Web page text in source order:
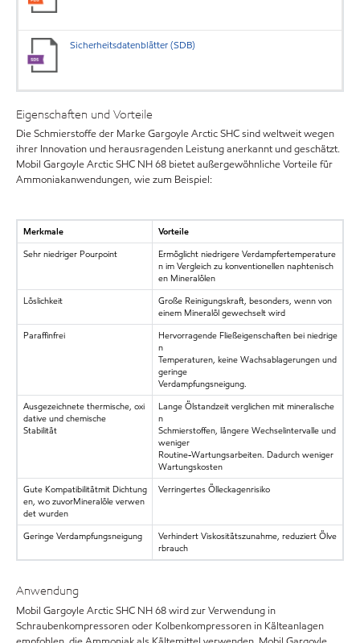
Sicherheitsdatenblätter (SDB)
Eigenschaften und Vorteile
Die Schmierstoffe der Marke Gargoyle Arctic SHC sind weltweit wegen
ihrer Innovation und herausragenden Leistung anerkannt und geschätzt.
Mobil Gargoyle Arctic SHC NH 68 bietet außergewöhnliche Vorteile für
Ammoniakanwendungen, wie zum Beispiel:
Merkmale
Vorteile
Sehr niedriger Pourpoint
Ermöglicht niedrigere Verdampfertemperature
n im Vergleich zu konventionellen naphtenisch
en Mineralölen
Löslichkeit
Große Reinigungskraft, besonders, wenn von
einem Mineralöl gewechselt wird
Paraffinfrei
Hervorragende Fließeigenschaften bei niedrige
n
Temperaturen, keine Wachsablagerungen und
geringe
Verdampfungsneigung.
Ausgezeichnete thermische, oxi
dative und chemische
Stabilität
Lange Ölstandzeit verglichen mit mineralische
n
Schmierstoffen, längere Wechselintervalle und
weniger
Routine-Wartungsarbeiten. Dadurch weniger
Wartungskosten
Gute Kompatibilitätmit Dichtung
en, wo zuvorMineralöle verwen
det wurden
Verringertes Ölleckagenrisiko
Geringe Verdampfungsneigung
Verhindert Viskositätszunahme, reduziert Ölve
rbrauch
Anwendung
Mobil Gargoyle Arctic SHC NH 68 wird zur Verwendung in
Schraubenkompressoren oder Kolbenkompressoren in Kälteanlagen